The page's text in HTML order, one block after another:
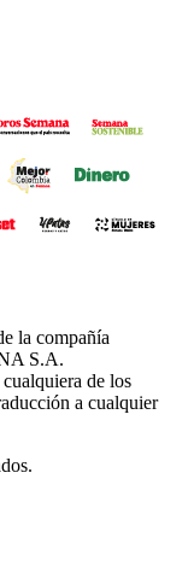
la compañía
S.A.
de los
a cualquier